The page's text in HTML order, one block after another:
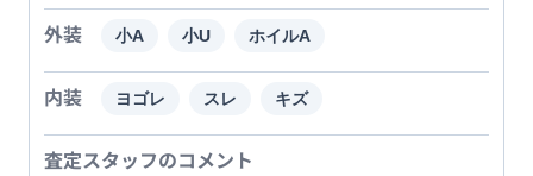
外装 小A 小U ホイルA
内装 ヨゴレ スレ キズ
査定スタッフのコメント